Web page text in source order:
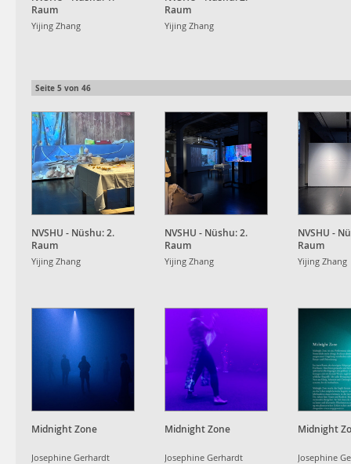
Raum
Yijing Zhang
Raum
Yijing Zhang
Seite 5 von 46
NVSHU - Nüshu: 2.
Raum
Yijing Zhang
NVSHU - Nüshu: 2.
Raum
Yijing Zhang
NVSHU -
Raum
Yijing Zhang
Midnight Zone
Josephine Gerhardt
Midnight Zone
Josephine Gerhardt
Midnight
Josephine